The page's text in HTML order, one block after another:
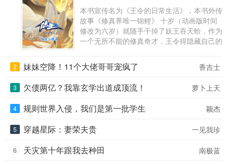
本书宣传名为《王令的日常生活》，本书外传
故事《修真界唯一锦鲤》 十岁（动画版时间
修改为六岁）就随手干掉了妖王吞天蛤，作为
一个无所不能的修真奇才，王令得隐藏自己的
人追求的钱财，仙术，法宝，声名，这个年轻
人都不在意。无论豪门千金孙蓉的爱慕、影流
顶级杀手的狙杀、父母无间断的啰嗦，都无法
阻止他对干脆面的追求。不是在吃干脆面，就
令会碾压对手？还是低调的躺倒装死？ PS:仙
②：1031978228 VIP读者群：
【小说封面绘制】 《仙王的日常生活》小说
2 妹妹空降！11个大佬哥哥宠疯了 香吉士
3 欠债两亿？我靠玄学出道成顶流！ 萝卜上天
4 规则世界入侵，我们是第一批学生 颖杰
5 穿越星际：妻荣夫贵 一见我珍
6 天灾第十年跟我去种田 南极蓝